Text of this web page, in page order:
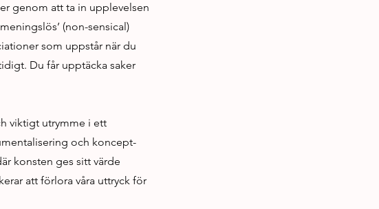
genom att ta in upplevelsen
(non-sensical)
som uppstår när du
Du får upptäcka saker
viktigt utrymme i ett
och koncept-
konsten ges sitt värde
att förlora våra uttryck för